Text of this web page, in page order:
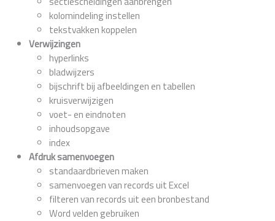
kolomindeling instellen
tekstvakken koppelen
Verwijzingen
hyperlinks
bladwijzers
bijschrift bij afbeeldingen en tabellen
kruisverwijzigen
voet- en eindnoten
inhoudsopgave
index
Afdruk samenvoegen
standaardbrieven maken
samenvoegen van records uit Excel
filteren van records uit een bronbestand
Word velden gebruiken